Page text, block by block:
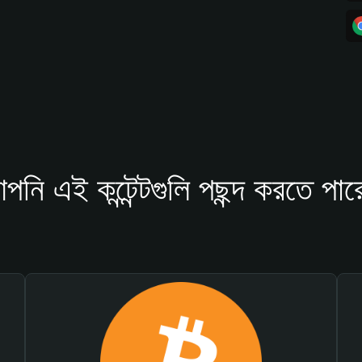
এই কন্টেন্টগুলি পছন্দ করতে